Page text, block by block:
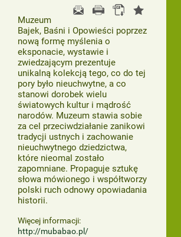
Muzeum
Bajek, Baśni i Opowieści poprzez
nową formę myślenia o
eksponacie, wystawie i
zwiedzającym prezentuje
unikalną kolekcją tego, co do tej
pory było nieuchwytne, a co
stanowi dorobek wielu
światowych kultur i mądrość
narodów. Muzeum stawia sobie
za cel przeciwdziałanie zanikowi
tradycji ustnych i zachowanie
nieuchwytnego dziedzictwa,
które nieomal zostało
zapomniane. Propaguje sztukę
słowa mówionego i współtworzy
polski ruch odnowy opowiadania
historii.
Więcej informacji:
http://mubabao.pl/